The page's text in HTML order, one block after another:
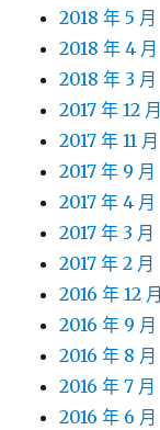
2018 年 5 月
2018 年 4 月
2018 年 3 月
2017 年 12 月
2017 年 11 月
2017 年 9 月
2017 年 4 月
2017 年 3 月
2017 年 2 月
2016 年 12 月
2016 年 9 月
2016 年 8 月
2016 年 7 月
2016 年 6 月